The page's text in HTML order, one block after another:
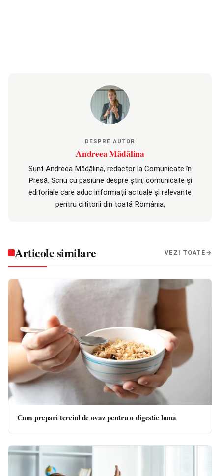
DESPRE AUTOR
Andreea Mădălina
Sunt Andreea Mădălina, redactor la Comunicate în
Presă. Scriu cu pasiune despre știri, comunicate și
editoriale care aduc informații actuale și relevante
pentru cititorii din toată România.
Articole similare VEZI TOATE
Cum prepari terciul de ovăz pentru o digestie bună